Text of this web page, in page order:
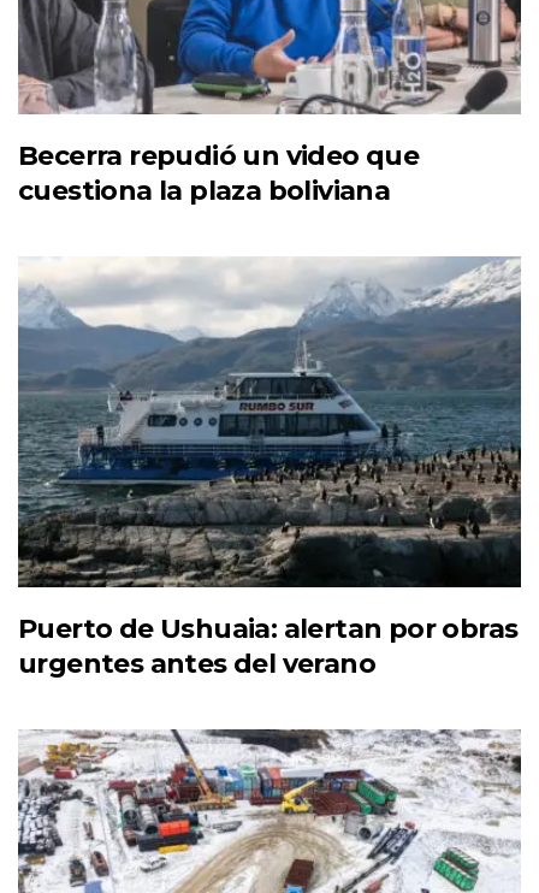
Becerra repudió un video que
cuestiona la plaza boliviana
Puerto de Ushuaia: alertan por obras
urgentes antes del verano